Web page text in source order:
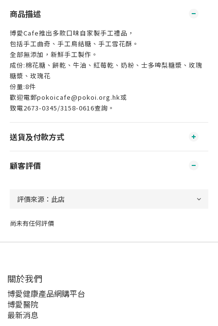
商品描述
博愛Cafe推出多款口味自家製手工禮品，
包括手工曲奇、手工鳥結糖、手工雪花酥。
全部無添加，新鮮手工製作。
成份:棉花糖、餅乾、牛油、紅莓乾、奶粉、士多啤梨糖漿、玫瑰
糖漿、玫瑰花
份量:8件
歡迎電郵pokoicafe@pokoi.org.hk或
致電2673-0345/3158-0616查詢。
送貨及付款方式
顧客評價
尚未有任何評價
關於我們‎
博愛健康產品網購平台
博愛醫院
最新消息